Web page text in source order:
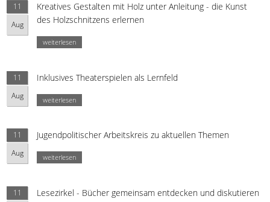
11
Aug
Kreatives Gestalten mit Holz unter Anleitung - die Kunst
des Holzschnitzens erlernen
weiterlesen
11
Aug
Inklusives Theaterspielen als Lernfeld
weiterlesen
11
Aug
Jugendpolitischer Arbeitskreis zu aktuellen Themen
weiterlesen
11
Lesezirkel - Bücher gemeinsam entdecken und diskutieren